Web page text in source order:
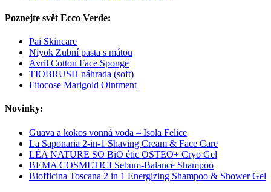
Poznejte svět Ecco Verde:
Pai Skincare
Niyok Zubní pasta s mátou
Avril Cotton Face Sponge
TIOBRUSH náhrada (soft)
Fitocose Marigold Ointment
Novinky:
Guava a kokos vonná voda – Isola Felice
La Saponaria 2-in-1 Shaving Cream & Face Care
LÉA NATURE SO BiO étic OSTEO+ Cryo Gel
BEMA COSMETICI Sebum-Balance Shampoo
Biofficina Toscana 2 in 1 Energizing Shampoo & Shower Gel